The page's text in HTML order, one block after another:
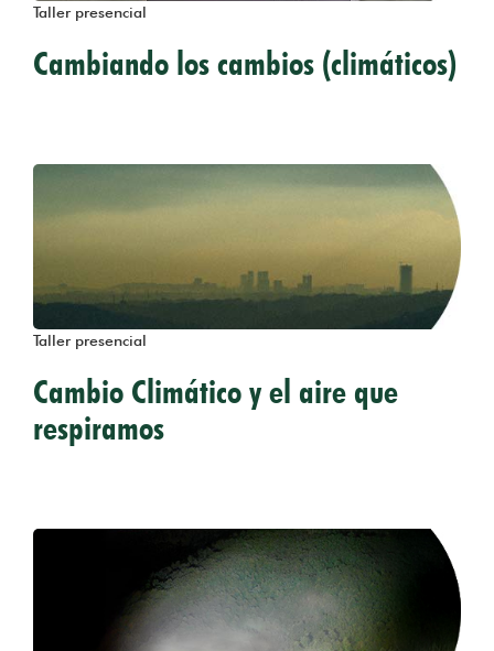
Cambiando los cambios (climáticos)
Taller presencial
Cambio Climático y el aire que
respiramos
Taller presencial